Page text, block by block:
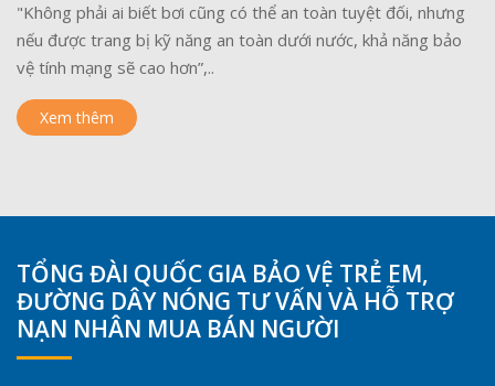
"Không phải ai biết bơi cũng có thể an toàn tuyệt đối, nhưng
nếu được trang bị kỹ năng an toàn dưới nước, khả năng bảo
vệ tính mạng sẽ cao hơn”,..
Xem thêm
TỔNG ĐÀI QUỐC GIA BẢO VỆ TRẺ EM,
ĐƯỜNG DÂY NÓNG TƯ VẤN VÀ HỖ TRỢ
NẠN NHÂN MUA BÁN NGƯỜI